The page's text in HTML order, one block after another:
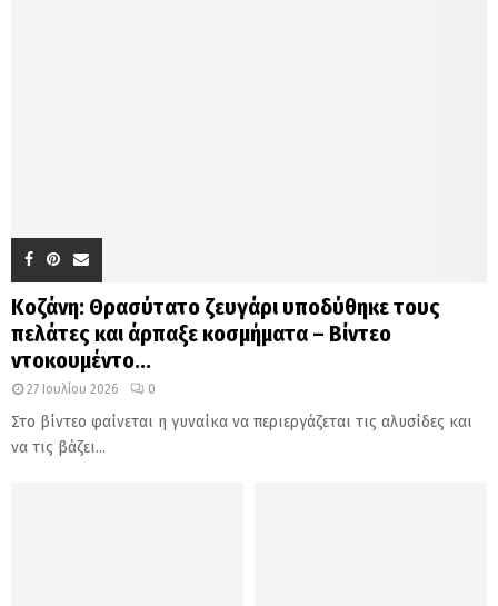
Κοζάνη: Θρασύτατο ζευγάρι υποδύθηκε τους
πελάτες και άρπαξε κοσμήματα – Βίντεο
ντοκουμέντο...
27 Ιουλίου 2026 0
Στο βίντεο φαίνεται η γυναίκα να περιεργάζεται τις αλυσίδες και
να τις βάζει...